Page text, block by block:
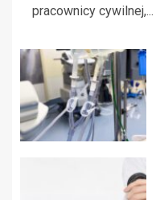
pracownicy cywilnej,...